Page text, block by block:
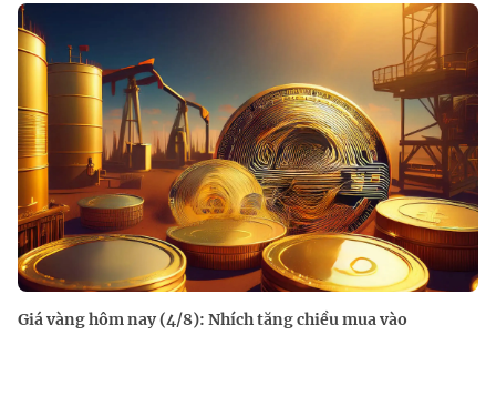
Giá vàng hôm nay (4/8): Nhích tăng chiều mua vào